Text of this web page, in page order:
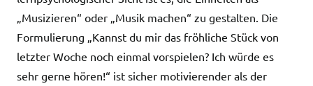
„Musizieren“ oder „Musik machen“ zu gestalten. Die
Formulierung „Kannst du mir das fröhliche Stück von
letzter Woche noch einmal vorspielen? Ich würde es
sehr gerne hören!“ ist sicher motivierender als der